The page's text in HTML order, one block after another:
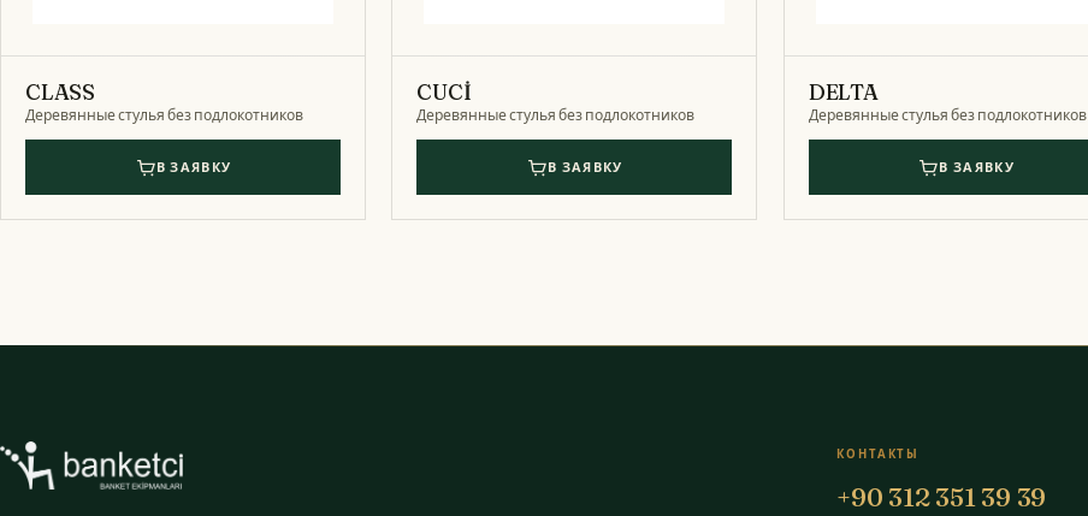
CLASS
Деревянные стулья без подлокотников
В ЗАЯВКУ
CUCİ
Деревянные стулья без подлокотников
В ЗАЯВКУ
DELTA
Деревянные стулья без подлокотников
В ЗАЯВКУ
КОНТАКТЫ
+90 312 351 39 39